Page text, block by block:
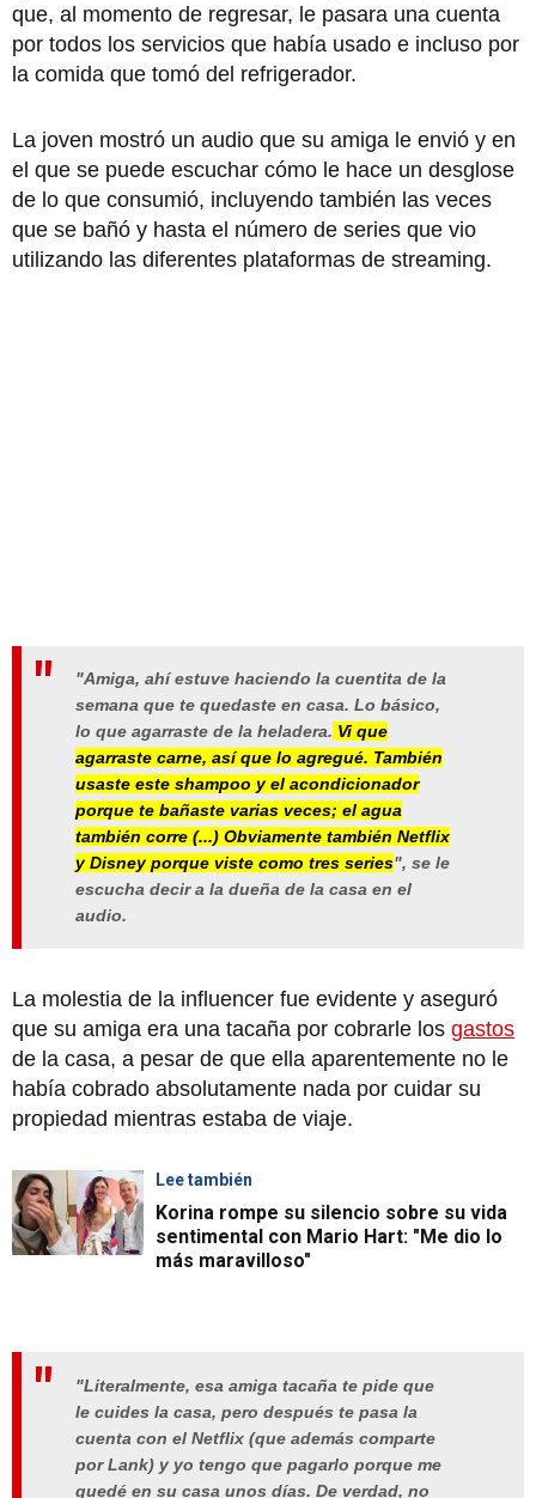
que, al momento de regresar, le pasara una cuenta
por todos los servicios que había usado e incluso por
la comida que tomó del refrigerador.
La joven mostró un audio que su amiga le envió y en
el que se puede escuchar cómo le hace un desglose
de lo que consumió, incluyendo también las veces
que se bañó y hasta el número de series que vio
utilizando las diferentes plataformas de streaming.
"Amiga, ahí estuve haciendo la cuentita de la
semana que te quedaste en casa. Lo básico,
lo que agarraste de la heladera. Vi que
agarraste carne, así que lo agregué. También
usaste este shampoo y el acondicionador
porque te bañaste varias veces; el agua
también corre (...) Obviamente también Netflix
y Disney porque viste como tres series", se le
escucha decir a la dueña de la casa en el
audio.
La molestia de la influencer fue evidente y aseguró
que su amiga era una tacaña por cobrarle los gastos
de la casa, a pesar de que ella aparentemente no le
había cobrado absolutamente nada por cuidar su
propiedad mientras estaba de viaje.
Lee también
Korina rompe su silencio sobre su vida
sentimental con Mario Hart: "Me dio lo
más maravilloso"
"Literalmente, esa amiga tacaña te pide que
le cuides la casa, pero después te pasa la
cuenta con el Netflix (que además comparte
por Lank) y yo tengo que pagarlo porque me
quedé en su casa unos días. De verdad, no